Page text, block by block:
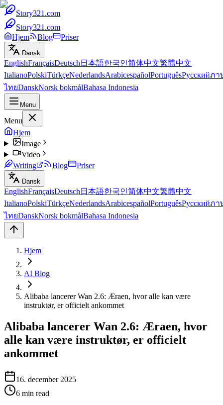
Story321.com
Story321.com
Hjem
Blog Priser
Dansk
EnglishFrançaisDeutsch 日本語한국인简体中文繁體中文
ItalianoPolskiTürkçeNederlandsArabicespañolPortuguêsРусскийภา
ไทยDanskNorsk bokmålBahasa Indonesia
Menu
Menu
Hjem
Image
Video
Writing
Blog Priser
Dansk
EnglishFrançaisDeutsch 日本語한국인简体中文繁體中文
ItalianoPolskiTürkçeNederlandsArabicespañolPortuguêsРусскийภา
ไทยDanskNorsk bokmålBahasa Indonesia
Hjem
AI Blog
Alibaba lancerer Wan 2.6: Æraen, hvor alle kan være
instruktør, er officielt ankommet
Alibaba lancerer Wan 2.6: Æraen, hvor
alle kan være instruktør, er officielt
ankommet
16. december 2025
6 min read